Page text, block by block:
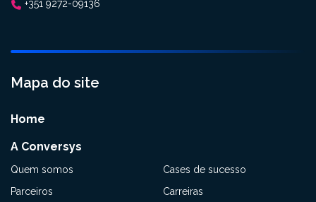
+351 9272-09136
Mapa do site
Home
A Conversys
Quem somos
Parceiros
Cases de sucesso
Carreiras